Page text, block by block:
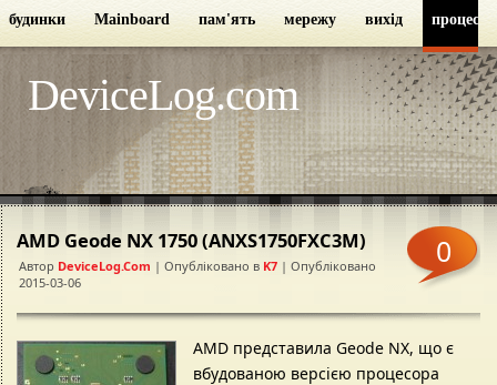
будинки Mainboard пам'ять мережу вихід процесор
DeviceLog.com
AMD Geode NX 1750 (ANXS1750FXC3M)
Автор DeviceLog.com | Опубліковано в K7 | Опубліковано
2015-03-06
0
AMD представила Geode NX, що є
вбудованою версією процесора